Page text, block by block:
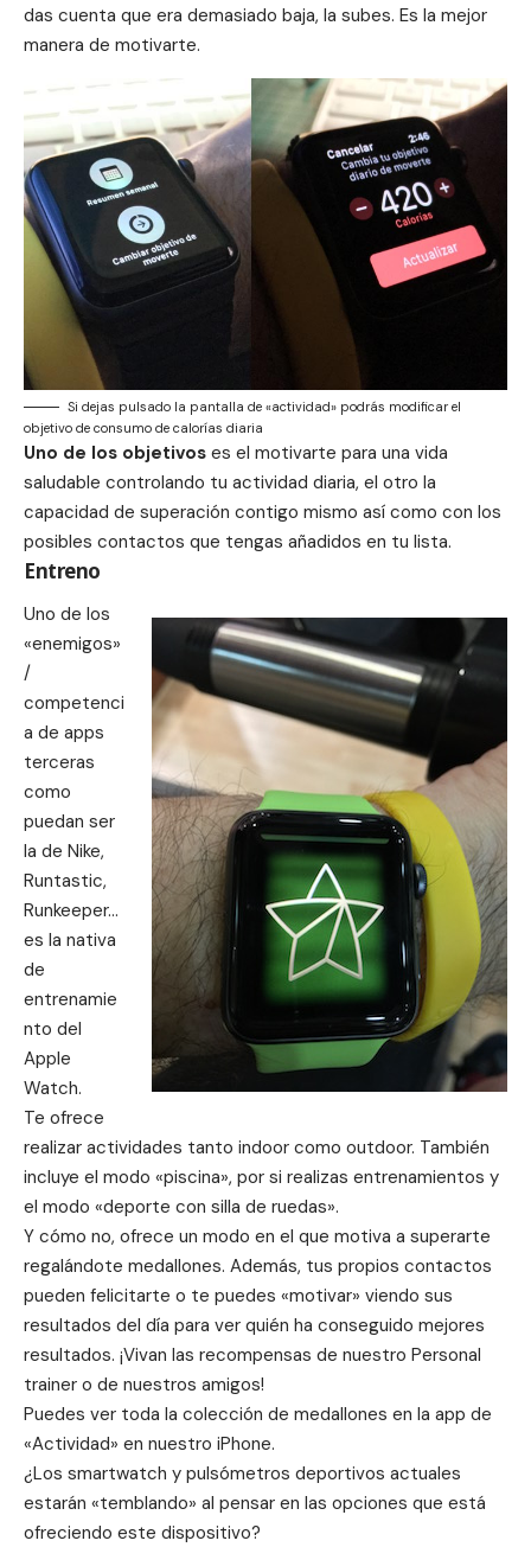
das cuenta que era demasiado baja, la subes. Es la mejor
manera de motivarte.
Si dejas pulsado la pantalla de «actividad» podrás modificar el
objetivo de consumo de calorías diaria
Uno de los objetivos es el motivarte para una vida
saludable controlando tu actividad diaria, el otro la
capacidad de superación contigo mismo así como con los
posibles contactos que tengas añadidos en tu lista.
Entreno
Uno de los
«enemigos»
/
competenci
a de apps
terceras
como
puedan ser
la de Nike,
Runtastic,
Runkeeper…
es la nativa
de
entrenamie
nto del
Apple
Watch.
Te ofrece
realizar actividades tanto indoor como outdoor. También
incluye el modo «piscina», por si realizas entrenamientos y
el modo «deporte con silla de ruedas».
Y cómo no, ofrece un modo en el que motiva a superarte
regalándote medallones. Además, tus propios contactos
pueden felicitarte o te puedes «motivar» viendo sus
resultados del día para ver quién ha conseguido mejores
resultados. ¡Vivan las recompensas de nuestro Personal
trainer o de nuestros amigos!
Puedes ver toda la colección de medallones en la app de
«Actividad» en nuestro iPhone.
¿Los smartwatch y pulsómetros deportivos actuales
estarán «temblando» al pensar en las opciones que está
ofreciendo este dispositivo?